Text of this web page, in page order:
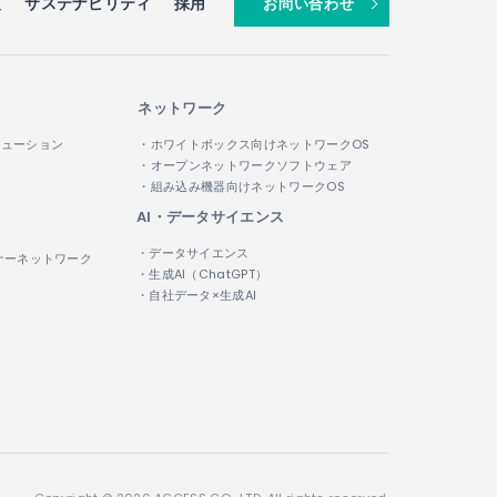
ーション
ネットワーク
・ホワイトボックス向けネットワークOS
・オープンネットワークソフトウェア
・組み込み機器向けネットワークOS
ネットワーク
AI・データサイエンス
・データサイエンス
・生成AI（ChatGPT）
・自社データ×生成AI